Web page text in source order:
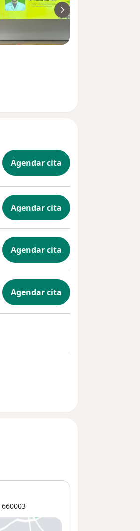
Agendar cita
Agendar cita
Agendar cita
Agendar cita
660003